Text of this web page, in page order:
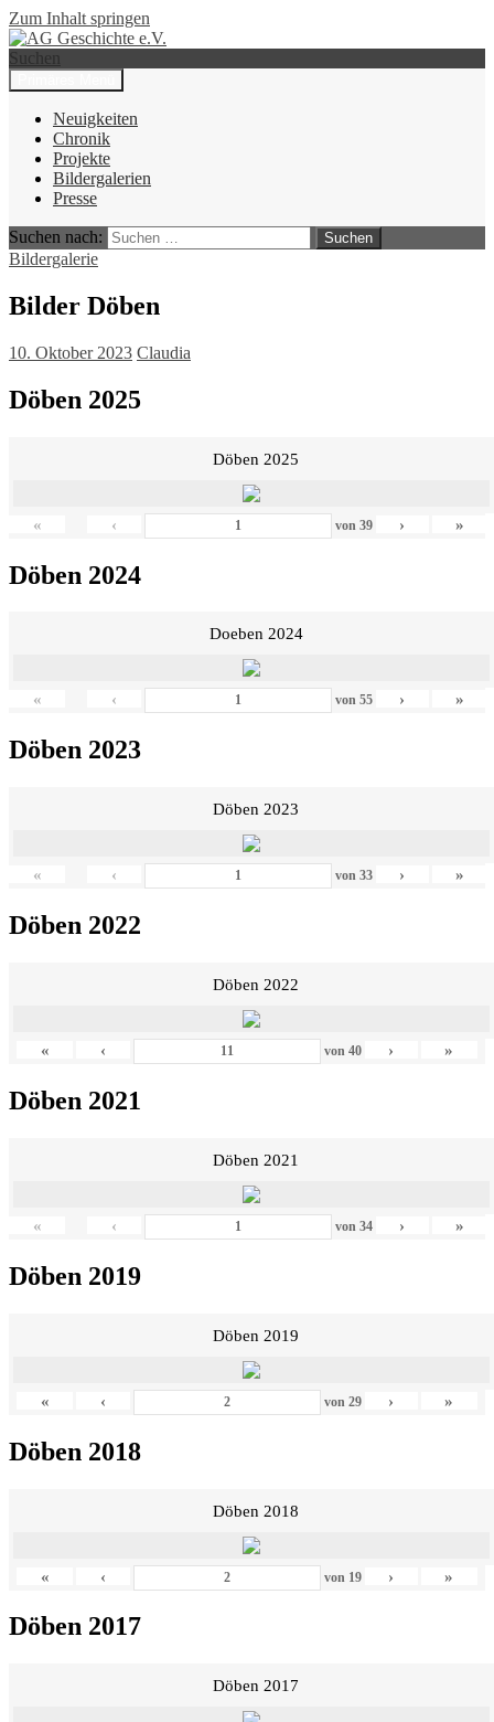
Zum Inhalt springen
AG Geschichte e.V.
Suchen
Neuigkeiten
Chronik
Projekte
Bildergalerien
Presse
Suchen nach:
Bildergalerie
Bilder Döben
10. Oktober 2023 Claudia
Döben 2025
Döben 2025
« ‹ von 39 › »
Döben 2024
Doeben 2024
« ‹ von 55 › »
Döben 2023
Döben 2023
« ‹ von 33 › »
Döben 2022
Döben 2022
« ‹ von 40 › »
Döben 2021
Döben 2021
« ‹ von 34 › »
Döben 2019
Döben 2019
« ‹ von 29 › »
Döben 2018
Döben 2018
« ‹ von 19 › »
Döben 2017
Döben 2017